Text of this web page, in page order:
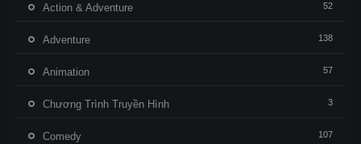
Action & Adventure 52
Adventure 138
Animation 57
Chương Trình Truyền Hình 3
Comedy 107